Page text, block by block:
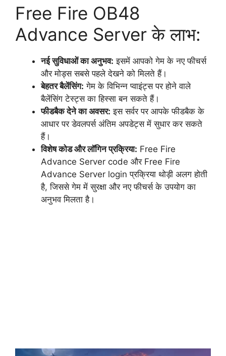
Free Fire OB48
Advance Server के लाभ:
नई सुविधाओं का अनुभव: इसमें आपको गेम के नए फीचर्स
और मोड्स सबसे पहले देखने को मिलते हैं।
बेहतर बैलेंसिंग: गेम के विभिन्न प्वाइंट्स पर होने वाले
बैलेंसिंग टेस्ट्स का हिस्सा बन सकते हैं।
फीडबैक देने का अवसर: इस सर्वर पर आपके फीडबैक के
आधार पर डेवलपर्स अंतिम अपडेट्स में सुधार कर सकते
हैं।
विशेष कोड और लॉगिन प्रक्रिया: Free Fire
Advance Server code और Free Fire
Advance Server login प्रक्रिया थोड़ी अलग होती
है, जिससे गेम में सुरक्षा और नए फीचर्स के उपयोग का
अनुभव मिलता है।